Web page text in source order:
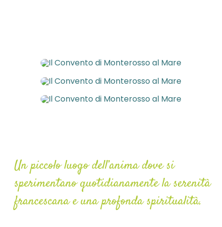
Un piccolo luogo dell’anima dove si
sperimentano quotidianamente la serenità
francescana e una profonda spiritualità.